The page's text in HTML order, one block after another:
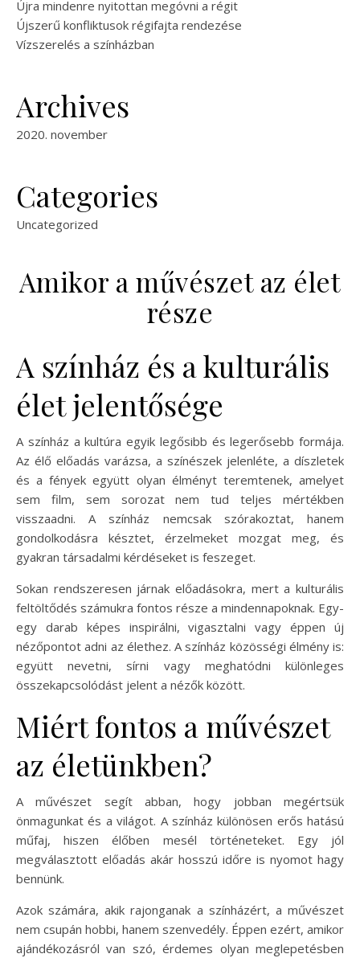
Újra mindenre nyitottan megóvni a régit
Újszerű konfliktusok régifajta rendezése
Vízszerelés a színházban
Archives
2020. november
Categories
Uncategorized
Amikor a művészet az élet
része
A színház és a kulturális
élet jelentősége
A színház a kultúra egyik legősibb és legerősebb formája.
Az élő előadás varázsa, a színészek jelenléte, a díszletek
és a fények együtt olyan élményt teremtenek, amelyet
sem film, sem sorozat nem tud teljes mértékben
visszaadni. A színház nemcsak szórakoztat, hanem
gondolkodásra késztet, érzelmeket mozgat meg, és
gyakran társadalmi kérdéseket is feszeget.
Sokan rendszeresen járnak előadásokra, mert a kulturális
feltöltődés számukra fontos része a mindennapoknak. Egy-
egy darab képes inspirálni, vigasztalni vagy éppen új
nézőpontot adni az élethez. A színház közösségi élmény is:
együtt nevetni, sírni vagy meghatódni különleges
összekapcsolódást jelent a nézők között.
Miért fontos a művészet
az életünkben?
A művészet segít abban, hogy jobban megértsük
önmagunkat és a világot. A színház különösen erős hatású
műfaj, hiszen élőben mesél történeteket. Egy jól
megválasztott előadás akár hosszú időre is nyomot hagy
bennünk.
Azok számára, akik rajonganak a színházért, a művészet
nem csupán hobbi, hanem szenvedély. Éppen ezért, amikor
ajándékozásról van szó, érdemes olyan meglepetésben